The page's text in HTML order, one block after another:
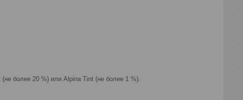
более 20 %) или Alpina Tint (не более 1 %).